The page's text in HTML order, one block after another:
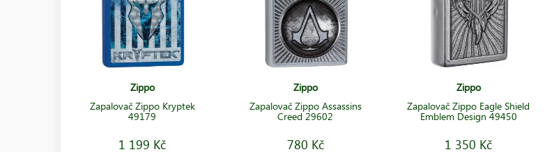
Zippo
Zapalovač Zippo Kryptek
49179
1 199 Kč
Zippo
Zapalovač Zippo Assassins
Creed 29602
780 Kč
Zippo
Zapalovač Zippo Eagle Shield
Emblem Design 49450
1 350 Kč